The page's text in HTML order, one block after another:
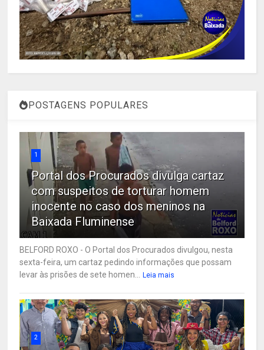
POSTAGENS POPULARES
1
Portal dos Procurados divulga cartaz
com suspeitos de torturar homem
inocente no caso dos meninos na
Baixada Fluminense
BELFORD ROXO - O Portal dos Procurados divulgou, nesta
sexta-feira, um cartaz pedindo informações que possam
levar às prisões de sete homen...
Leia mais
2